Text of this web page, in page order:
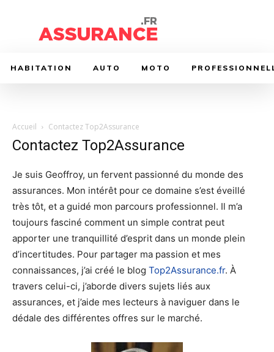
HABITATION AUTO MOTO
Accueil Contactez Top2Assurance
Contactez Top2Assurance
Je suis Geoffroy, un fervent passionné du monde des
assurances. Mon intérêt pour ce domaine s’est éveillé
très tôt, et a guidé mon parcours professionnel. Il m’a
toujours fasciné comment un simple contrat peut
apporter une tranquillité d’esprit dans un monde plein
d’incertitudes. Pour partager ma passion et mes
connaissances, j’ai créé le blog Top2Assurance.fr. À
travers celui-ci, j’aborde divers sujets liés aux
assurances, et j’aide mes lecteurs à naviguer dans le
dédale des différentes offres sur le marché.